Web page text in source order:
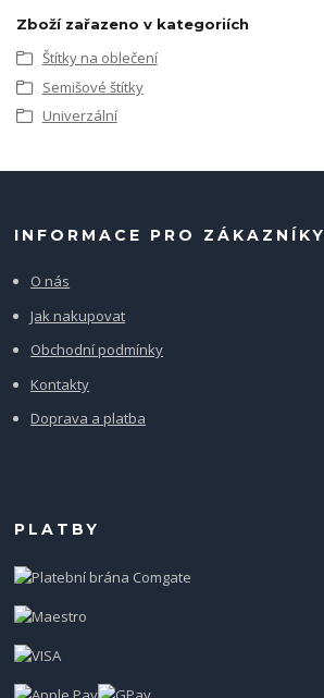
Zboží zařazeno v kategoriích
Štítky na oblečení
Semišové štítky
Univerzální
INFORMACE PRO ZÁKAZNÍKY
O nás
Jak nakupovat
Obchodní podmínky
Kontakty
Doprava a platba
PLATBY